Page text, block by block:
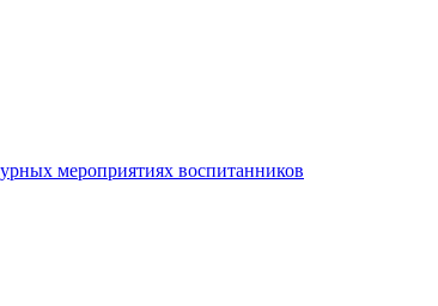
мероприятиях воспитанников